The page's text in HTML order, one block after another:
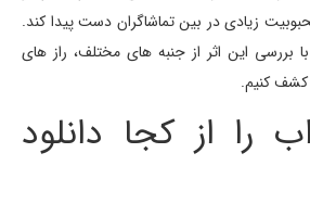
زیادی در بین تماشاگران دست پیدا کند.
بررسی این اثر از جنبه های مختلف، راز های
کشف کنیم.
را از کجا دانلود